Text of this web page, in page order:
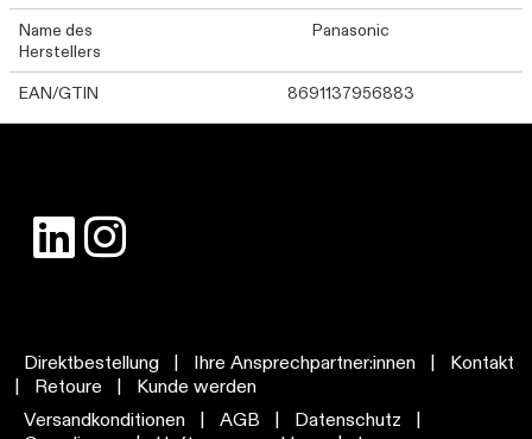
Name des
Herstellers
Panasonic
EAN/GTIN 8691137956883
Direktbestellung | Ihre Ansprechpartner:innen |
Kontakt
|
Retoure |
Kunde werden
Versandkonditionen
| AGB | Datenschutz
|